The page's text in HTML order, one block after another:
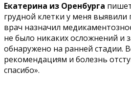
Екатерина из Оренбурга
грудной клетки у меня
врач назначил
не было никаких осложнений и
обнаружено на ранней стадии.
рекомендациям и болезнь
спасибо».